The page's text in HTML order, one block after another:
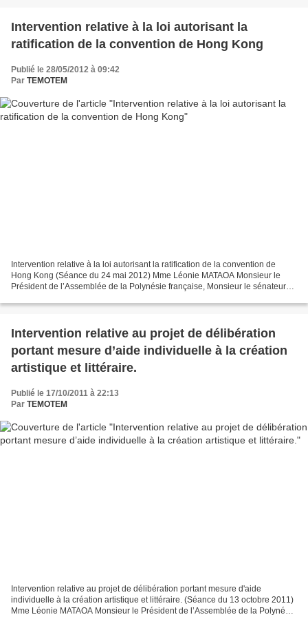
Intervention relative à la loi autorisant la
ratification de la convention de Hong Kong
Publié le 28/05/2012 à 09:42
Par TEMOTEM
Intervention relative à la loi autorisant la ratification de la convention de
Hong Kong (Séance du 24 mai 2012) Mme Léonie MATAOA Monsieur le
Président de l’Assemblée de la Polynésie française, Monsieur le sénateur
Intervention relative au projet de délibération
portant mesure d’aide individuelle à la création
artistique et littéraire.
Publié le 17/10/2011 à 22:13
Par TEMOTEM
Intervention relative au projet de délibération portant mesure d'aide
individuelle à la création artistique et littéraire. (Séance du 13 octobre 2011)
Mme Léonie MATAOA Monsieur le Président de l’Assemblée de la Polynésie